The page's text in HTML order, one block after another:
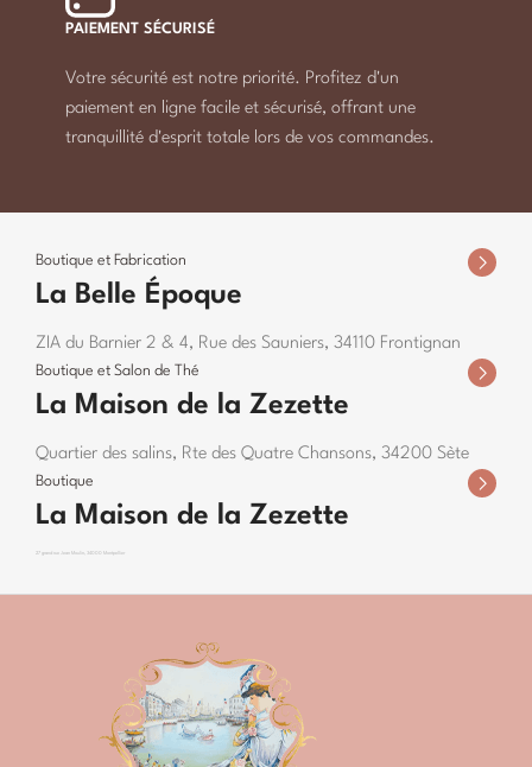
PAIEMENT SÉCURISÉ
Votre sécurité est notre priorité. Profitez d'un
paiement en ligne facile et sécurisé, offrant une
tranquillité d'esprit totale lors de vos commandes.
Boutique et Fabrication
La Belle Époque
ZIA du Barnier 2 & 4, Rue des Sauniers, 34110 Frontignan
Boutique et Salon de Thé
La Maison de la Zezette
Quartier des salins, Rte des Quatre Chansons, 34200 Sète
Boutique
La Maison de la Zezette
27 grand rue Jean Moulin, 34000 Montpellier